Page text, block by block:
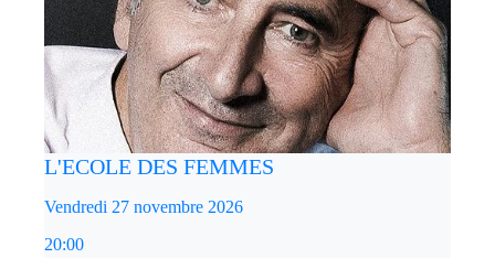
L'ECOLE DES FEMMES
Vendredi 27 novembre 2026
20:00